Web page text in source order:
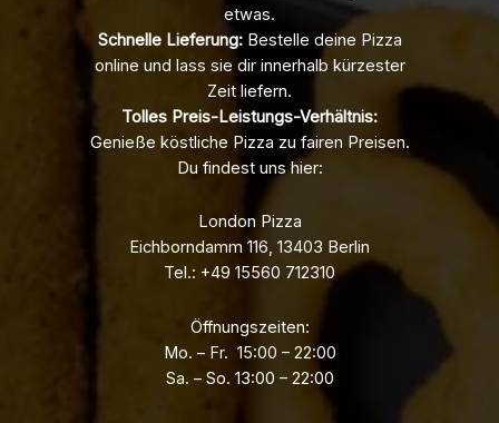
etwas.
Schnelle Lieferung:Bestelle deine Pizza
online und lass sie dir innerhalb kürzester
Zeit liefern.
Tolles Preis-Leistungs-Verhältnis:
Genieße köstliche Pizza zu fairen Preisen.
Du findest uns hier:
London Pizza
Eichborndamm 116, 13403 Berlin
Tel.: +49 15560 712310
Öffnungszeiten:
Mo. – Fr. 15:00 – 22:00
Sa. – So. 13:00 – 22:00